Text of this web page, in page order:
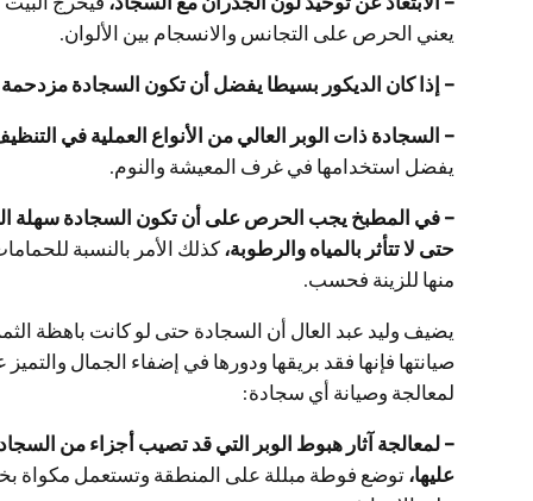
يعني الحرص على التجانس والانسجام بين الألوان.
– إذا كان الديكور بسيطا يفضل أن تكون السجادة
– السجادة ذات الوبر العالي من الأنواع العملية في
يفضل استخدامها في غرف المعيشة والنوم.
– في المطبخ يجب الحرص على أن تكون السجادة سهلة
حتى لا تتأثر بالمياه والرطوبة، كذلك الأمر بالنسبة
منها للزينة فحسب.
يضيف وليد عبد العال أن السجادة حتى لو كانت باهظة
صيانتها فإنها فقد بريقها ودورها في إضفاء الجمال
لمعالجة وصيانة أي سجادة:
– لمعالجة آثار هبوط الوبر التي قد تصيب أجزاء من
عليها، توضع فوطة مبللة على المنطقة وتستعمل مكواة